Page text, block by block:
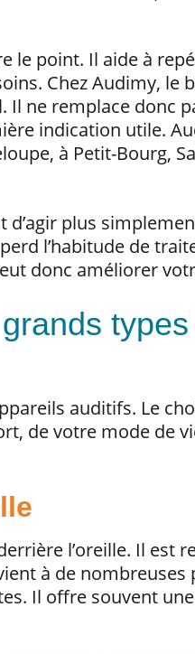
le point. Il aide à
Chez Audimy, le
ne remplace donc
indication utile.
à Petit-Bourg,
plus
l’habitude de
donc améliorer
types
auditifs. Le
de votre mode de
l’oreille. Il est
à de nombreuses
Il offre souvent